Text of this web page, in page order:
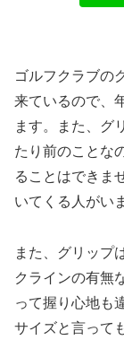
ゴルフクラブの
来ているので、
ます。また、グ
たり前のことな
ることはできま
いてくる人がい
また、グリップ
クラインの有無
って握り心地も
サイズと言って